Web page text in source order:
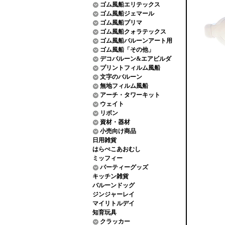
ゴム風船エリテックス
ゴム風船ジェマール
ゴム風船プリマ
ゴム風船クォラテックス
ゴム風船バルーンアート用
ゴム風船「その他」
デコバルーン&エアビルダ
プリントフィルム風船
文字のバルーン
無地フィルム風船
アーチ・タワーキット
ウェイト
リボン
資材・器材
小売向け商品
日用雑貨
はらぺこあおむし
ミッフィー
パーティーグッズ
キッチン雑貨
バルーンドッグ
ジンジャーレイ
マイリトルデイ
知育玩具
クラッカー